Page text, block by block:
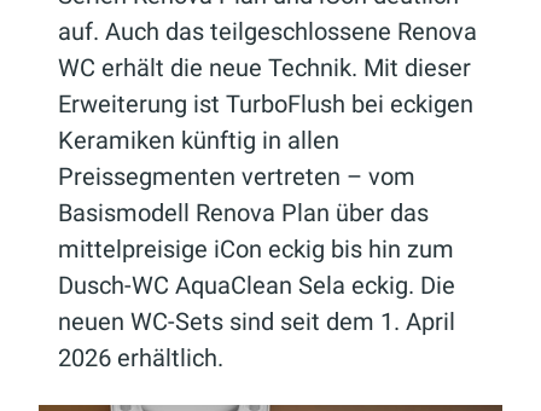
auf. Auch das teilgeschlossene Renova
WC erhält die neue Technik. Mit dieser
Erweiterung ist TurboFlush bei eckigen
Keramiken künftig in allen
Preissegmenten vertreten – vom
Basismodell Renova Plan über das
mittelpreisige iCon eckig bis hin zum
Dusch-WC AquaClean Sela eckig. Die
neuen WC-Sets sind seit dem 1. April
2026 erhältlich.